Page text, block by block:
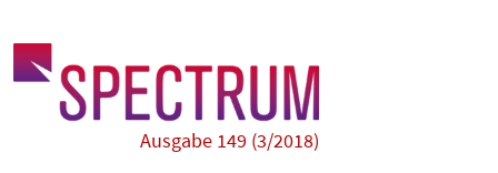
Ausgabe 149 (3/2018)